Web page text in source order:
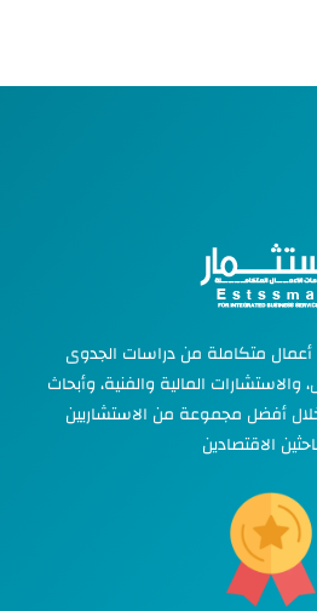
متكاملة من دراسات الجدوى
والاستشارات المالية والفنية، وأبحاث
أفضل مجموعة من الاستشاريين
الاقتصادين